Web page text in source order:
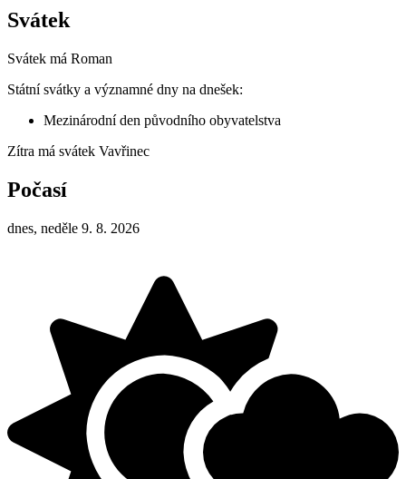
Svátek
Svátek má Roman
Státní svátky a významné dny na dnešek:
Mezinárodní den původního obyvatelstva
Zítra má svátek Vavřinec
Počasí
dnes, neděle 9. 8. 2026